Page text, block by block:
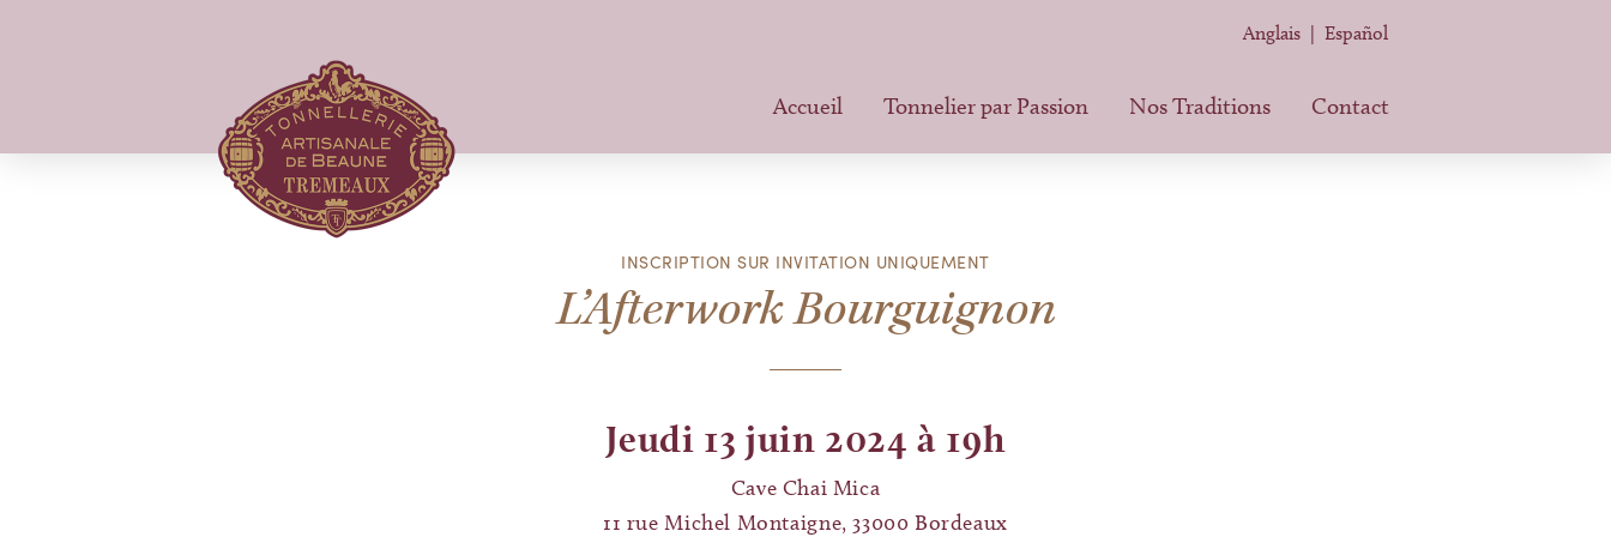
Anglais | Español
Accueil Tonnelier par Passion Nos Traditions Contact
INSCRIPTION SUR INVITATION UNIQUEMENT
L’Afterwork Bourguignon
Jeudi 13 juin 2024 à 19h
Cave Chai Mica
11 rue Michel Montaigne, 33000 Bordeaux